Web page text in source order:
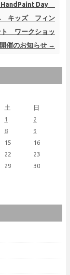
HandPaint Day
キッズ フィン
ト ワークショッ
催のお知らせ →
土 日
1
2
8
9
15
16
22
23
29
30